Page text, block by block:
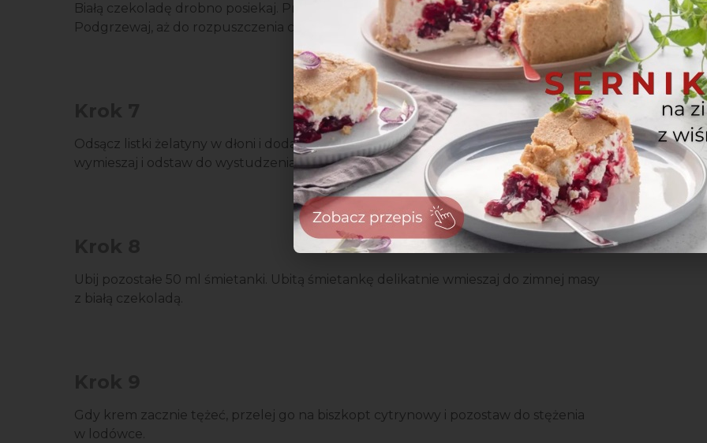
Białą czekoladę drobno posiekaj. Przełóż ją do garnka i zalej 100 ml śmietanki.
Podgrzewaj, aż do rozpuszczenia czekolady. Odstaw.
Odsącz listki żelatyny w dłoni i dodaj je do ciepłej masy czekoladowej. Dokładnie
wymieszaj i odstaw do wystudzenia.
Ubij pozostałe 50 ml śmietanki. Ubitą śmietankę delikatnie wmieszaj do zimnej masy
z białą czekoladą.
Gdy krem zacznie tężeć, przelej go na biszkopt cytrynowy i pozostaw do stężenia
w lodówce.